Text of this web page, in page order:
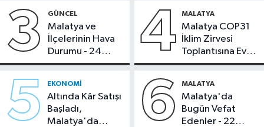
3 GÜNCEL
Malatya ve
İlçelerinin Hava
Durumu - 24
Temmuz 2026
4 MALATYA
Malatya COP31
İklim Zirvesi
Toplantısına Ev
Sahipliği Yaptı
5 EKONOMI
Altında Kâr Satışı
Başladı,
Malatya'da
6 MALATYA
Malatya'da
Bugün Vefat
Edenler - 22